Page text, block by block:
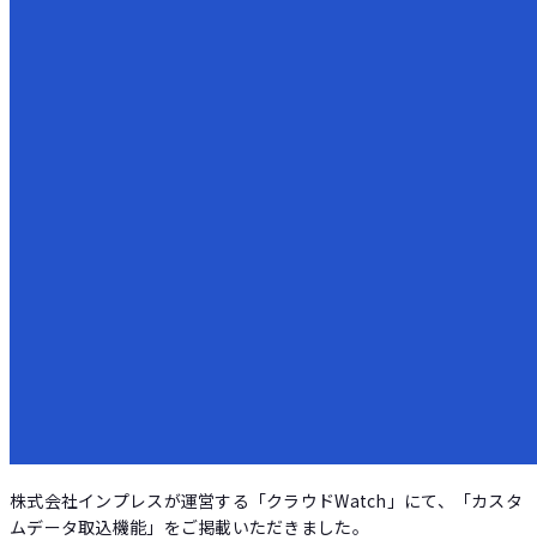
株式会社インプレスが運営する「クラウドWatch」にて、「カスタ
ムデータ取込機能」をご掲載いただきました。